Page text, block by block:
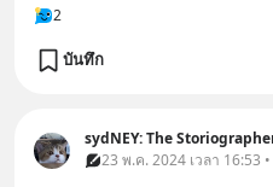
2
บันทึก
sydNEY: The
23 พ.ค. 2024 เวลา 16:53